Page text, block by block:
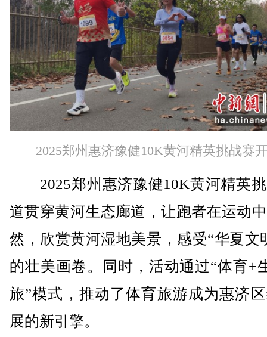
2025郑州惠济豫健10K黄河精英挑战赛
2025郑州惠济豫健10K黄河精英
道贯穿黄河生态廊道，让跑者在运动
然，欣赏黄河湿地美景，感受“华夏文
的壮美画卷。同时，活动通过“体育+
旅”模式，推动了体育旅游成为惠济
展的新引擎。